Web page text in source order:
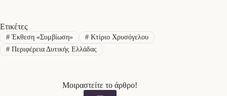
Ετικέτες
#Έκθεση «Συμβίωση» #Κτίριο Χρυσόγελου
#Περιφέρεια Δυτικής Ελλάδας
Μοιραστείτε το άρθρο!